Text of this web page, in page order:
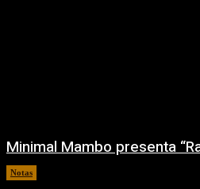
Minimal Mambo presenta
Notas